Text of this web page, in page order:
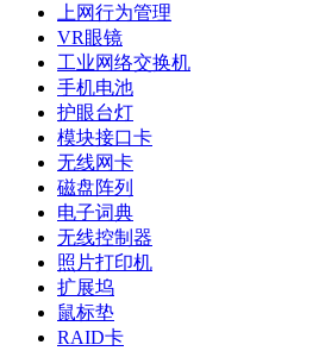
上网行为管理
VR眼镜
工业网络交换机
手机电池
护眼台灯
模块接口卡
无线网卡
磁盘阵列
电子词典
无线控制器
照片打印机
扩展坞
鼠标垫
RAID卡